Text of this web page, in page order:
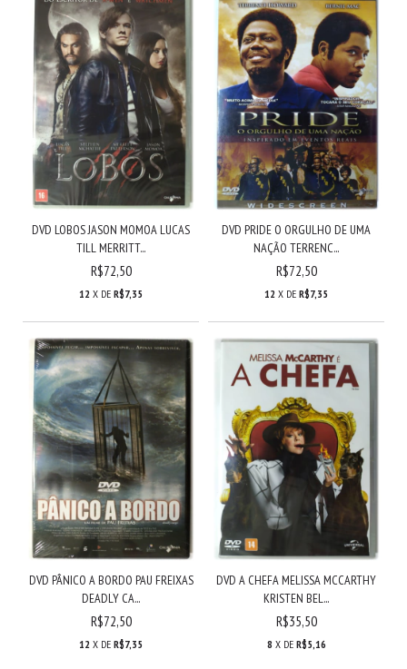
DVD LOBOS JASON MOMOA LUCAS
TILL MERRITT...
R$72,50
12 X DE R$7,35
DVD PRIDE O ORGULHO DE UMA
NAÇÃO TERRENC...
R$72,50
12 X DE R$7,35
DVD PÂNICO A BORDO PAU FREIXAS
DEADLY CA...
R$72,50
12 X DE R$7,35
DVD A CHEFA MELISSA MCCARTHY
KRISTEN BEL...
R$35,50
8 X DE R$5,16